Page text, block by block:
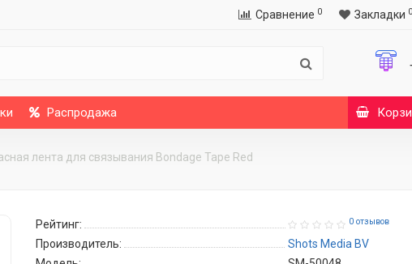
Сравнение 0 Закладки 0
Распродажа
лента для связывания Bondage Tape Red
Рейтинг: 0 отзывов
Производитель:
Shots Media BV